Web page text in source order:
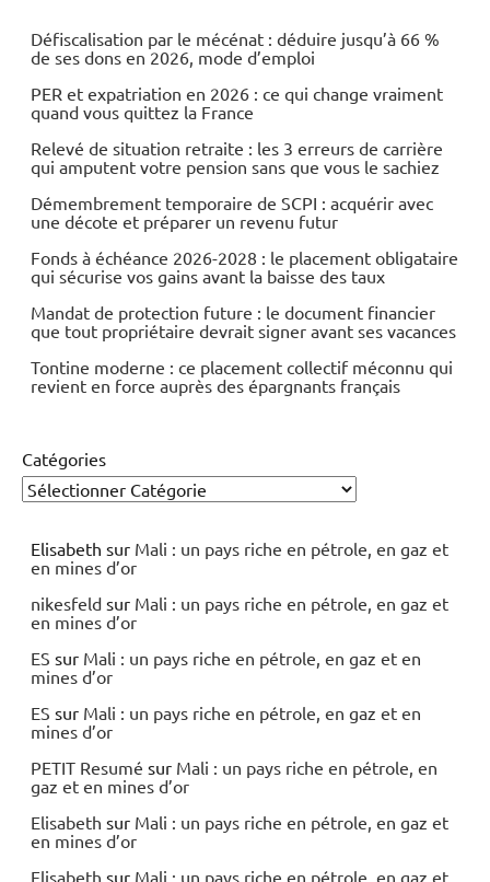
Economie
Défiscalisation par le mécénat : déduire jusqu’à 66 %
de ses dons en 2026, mode d’emploi
PER et expatriation en 2026 : ce qui change vraiment
quand vous quittez la France
Relevé de situation retraite : les 3 erreurs de carrière
qui amputent votre pension sans que vous le sachiez
Démembrement temporaire de SCPI : acquérir avec
une décote et préparer un revenu futur
Fonds à échéance 2026-2028 : le placement obligataire
qui sécurise vos gains avant la baisse des taux
Mandat de protection future : le document financier
que tout propriétaire devrait signer avant ses vacances
Tontine moderne : ce placement collectif méconnu qui
revient en force auprès des épargnants français
Catégories
Elisabeth sur Mali : un pays riche en pétrole, en gaz et
en mines d’or
nikesfeld sur Mali : un pays riche en pétrole, en gaz et
en mines d’or
ES sur Mali : un pays riche en pétrole, en gaz et en
mines d’or
ES sur Mali : un pays riche en pétrole, en gaz et en
mines d’or
PETIT Resumé sur Mali : un pays riche en pétrole, en
gaz et en mines d’or
Elisabeth sur Mali : un pays riche en pétrole, en gaz et
en mines d’or
Elisabeth sur Mali : un pays riche en pétrole, en gaz et